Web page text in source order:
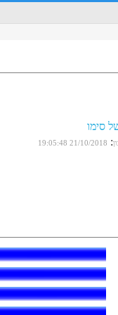
סימו
:
21/10/2018 19:05:48